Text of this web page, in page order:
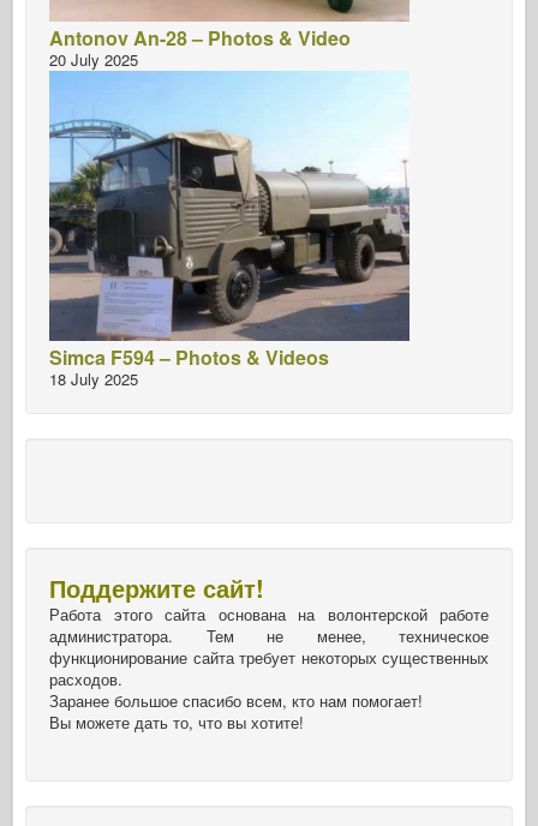
Antonov An-28 – Photos & Video
20 July 2025
Simca F594 – Photos & Videos
18 July 2025
Поддержите сайт!
Работа этого сайта основана на волонтерской работе
администратора. Тем не менее, техническое
функционирование сайта требует некоторых существенных
расходов.
Заранее большое спасибо всем, кто нам помогает!
Вы можете дать то, что вы хотите!